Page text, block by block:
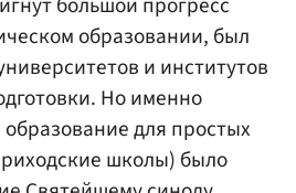
образовании, был
и институтов
Но именно
для простых
школы) было